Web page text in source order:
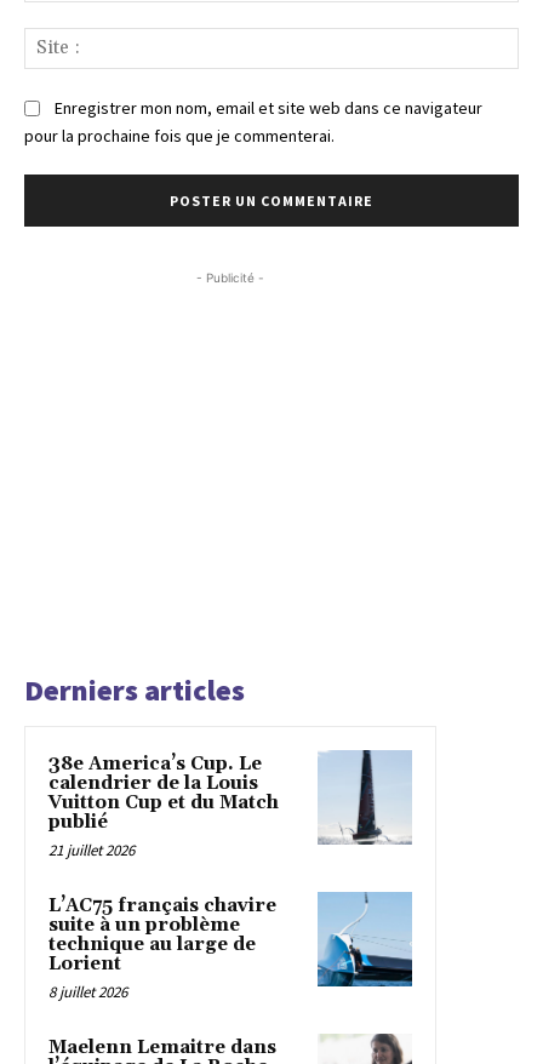
:
Enregistrer mon nom, email et site web dans ce navigateur
pour la prochaine fois que je commenterai.
- Publicité -
Derniers articles
38e America’s Cup. Le
calendrier de la Louis
Vuitton Cup et du Match
publié
21 juillet 2026
L’AC75 français chavire
suite à un problème
technique au large de
Lorient
8 juillet 2026
Maelenn Lemaitre dans